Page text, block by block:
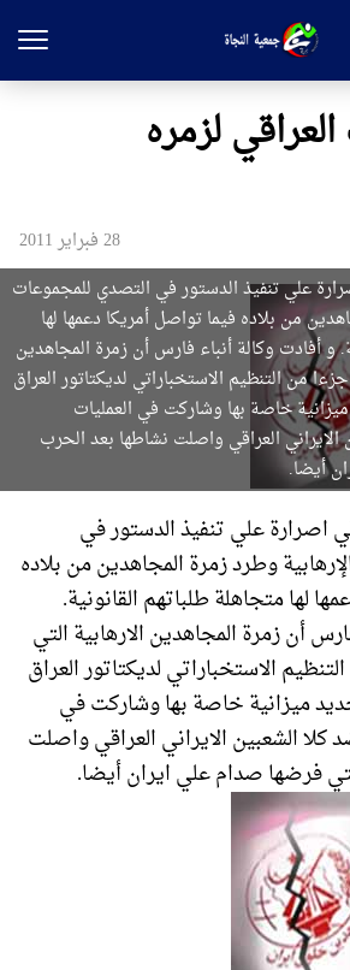
لزمره
28 فبراير 2011
علي تنفيذ الدستور في التصدي للمجموعات
من بلاده فيما تواصل أمريكا دعمها لها
و أفادت وكالة أنباء فارس أن زمرة المجاهدين
من التنظيم الاستخباراتي لديكتاتور العراق
خاصة بها وشاركت في العمليات
الايراني العراقي واصلت نشاطها بعد الحرب
أيضا.
اصرارة علي تنفيذ الدستور في
وطرد زمرة المجاهدين من بلاده
لها متجاهلة طلباتهم القانونية.
أن زمرة المجاهدين الارهابية التي
الاستخباراتي لديكتاتور العراق
ميزانية خاصة بها وشاركت في
كلا الشعبين الايراني العراقي واصلت
فرضها صدام علي ايران أيضا.